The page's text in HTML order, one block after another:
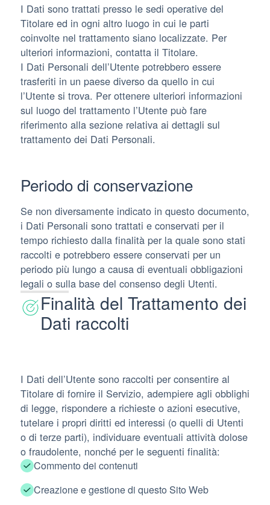
I Dati sono trattati presso le sedi operative del
Titolare ed in ogni altro luogo in cui le parti
coinvolte nel trattamento siano localizzate. Per
ulteriori informazioni, contatta il Titolare.
I Dati Personali dell’Utente potrebbero essere
trasferiti in un paese diverso da quello in cui
l’Utente si trova. Per ottenere ulteriori informazioni
sul luogo del trattamento l’Utente può fare
riferimento alla sezione relativa ai dettagli sul
trattamento dei Dati Personali.
Periodo di conservazione
Se non diversamente indicato in questo documento,
i Dati Personali sono trattati e conservati per il
tempo richiesto dalla finalità per la quale sono stati
raccolti e potrebbero essere conservati per un
periodo più lungo a causa di eventuali obbligazioni
legali o sulla base del consenso degli Utenti.
Finalità del Trattamento dei
Dati raccolti
I Dati dell’Utente sono raccolti per consentire al
Titolare di fornire il Servizio, adempiere agli obblighi
di legge, rispondere a richieste o azioni esecutive,
tutelare i propri diritti ed interessi (o quelli di Utenti
o di terze parti), individuare eventuali attività dolose
o fraudolente, nonché per le seguenti finalità:
Commento dei contenuti
Creazione e gestione di questo Sito Web